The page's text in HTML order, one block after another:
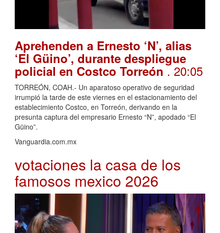
Aprehenden a Ernesto ‘N’, alias
‘El Güino’, durante despliegue
policial en Costco Torreón. 20:05
TORREÓN, COAH.- Un aparatoso operativo de seguridad
irrumpió la tarde de este viernes en el estacionamiento del
establecimiento Costco, en Torreón, derivando en la
presunta captura del empresario Ernesto “N”, apodado “El
Güino”.
Vanguardia.com.mx
votaciones la casa de los
famosos mexico 2026